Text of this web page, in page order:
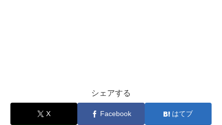
シェアする
X Facebook はてブ